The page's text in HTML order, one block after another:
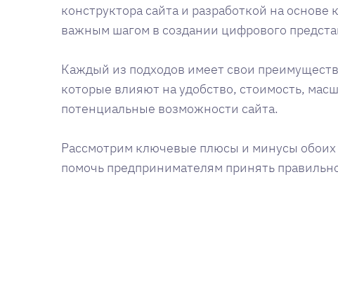
конструктора сайта и разработкой на основе
важным шагом в создании цифрового
Каждый из подходов имеет свои
которые влияют на удобство, стоимость,
потенциальные возможности сайта.
Рассмотрим ключевые плюсы и минусы обоих
помочь предпринимателям принять